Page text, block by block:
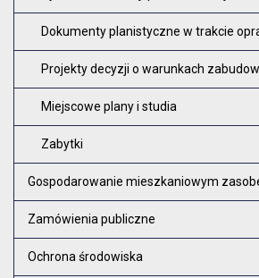
Dokumenty planistyczne w trakcie
Projekty decyzji o warunkach
Miejscowe plany i studia
Zabytki
Gospodarowanie mieszkaniowym
Zamówienia publiczne
Ochrona środowiska